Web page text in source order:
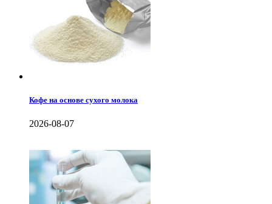
Кофе на основе сухого молока
2026-08-07